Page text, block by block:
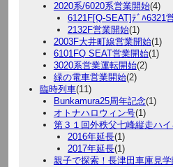
2020系/6020系営業開始(4)
6121F[Q-SEAT]ﾃﾞﾊ6321
2132F営業開始(1)
2003F大井町線営業開始(1)
6101FQ SEAT営業開始(1)
3020系営業運転開始(2)
緑の電車営業開始(2)
臨時列車(11)
Bunkamura25周年記念(1)
オトナハロウィン号(1)
第３１回外秩父七峰縦走ハ
2016年延長(1)
2017年延長(1)
親子で探索！長津田車庫見